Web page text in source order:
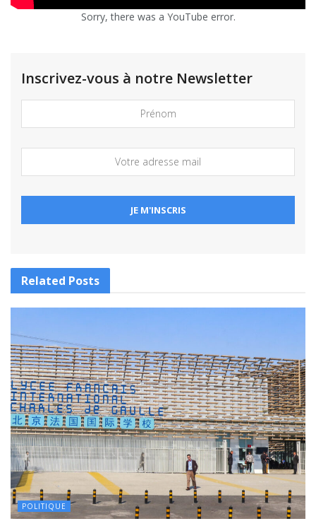
Sorry, there was a YouTube error.
Inscrivez-vous à notre Newsletter
Related Posts
POLITIQUE